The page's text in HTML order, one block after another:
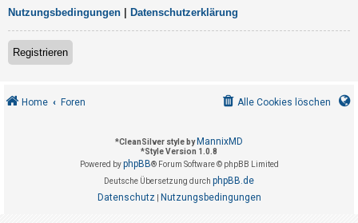
U
n
e
Nutzungsbedingungen Datenschutzerklärung
Registrieren
Home Foren Alle Cookies löschen
*CleanSilver style by MannixMD
*Style Version 1.0.8
Powered byphpBB® Forum Software © phpBB Limited
Deutsche Übersetzung durch phpBB.de
Datenschutz| Nutzungsbedingungen